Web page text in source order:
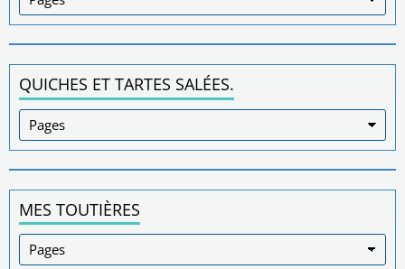
QUICHES ET TARTES SALÉES.
MES TOUTIÈRES